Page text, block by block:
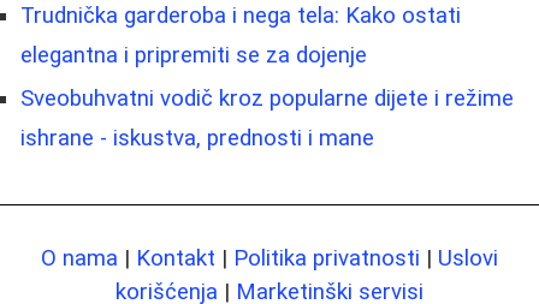
Trudnička garderoba i nega tela: Kako ostati
elegantna i pripremiti se za dojenje
Sveobuhvatni vodič kroz popularne dijete i režime
ishrane - iskustva, prednosti i mane
O nama | Kontakt | Politika privatnosti | Uslovi
korišćenja | Marketinški servisi